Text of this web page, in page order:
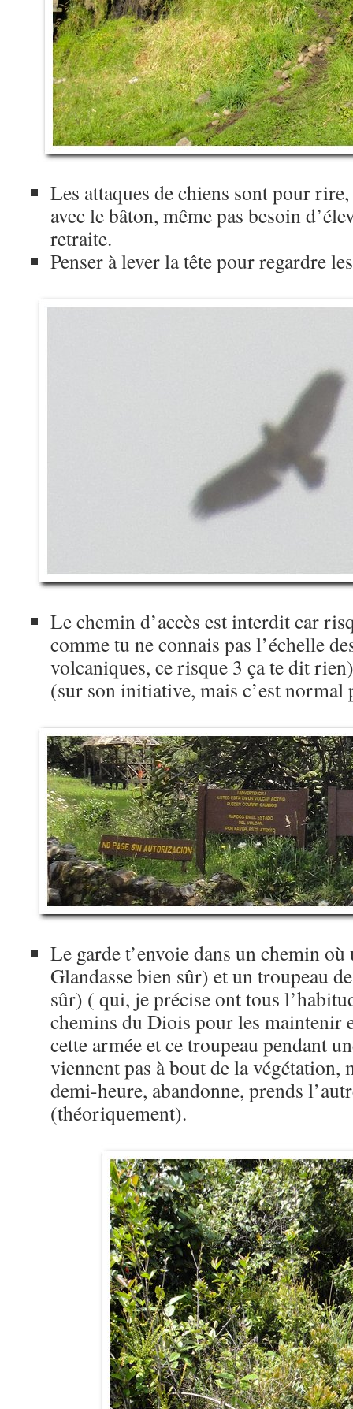
Les attaques de chiens sont pour
avec le bâton, même pas besoin
retraite.
Penser à lever la tête pour regardre
Le chemin d’accès est interdit car
comme tu ne connais pas l’échelle
volcaniques, ce risque 3 ça te dit
(sur son initiative, mais c’est
Le garde t’envoie dans un chemin
Glandasse bien sûr) et un troupeau
sûr) ( qui, je précise ont tous
chemins du Diois pour les maintenir
cette armée et ce troupeau pendant
viennent pas à bout de la végétation,
demi-heure, abandonne, prends
(théoriquement).